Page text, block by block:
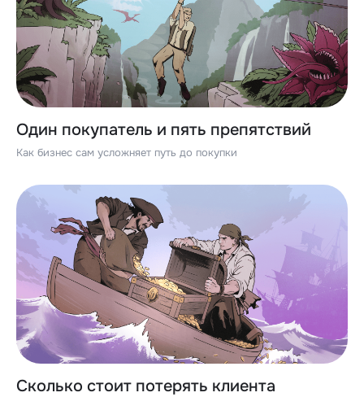
Один покупатель и пять препятствий
Как бизнес сам усложняет путь до покупки
Сколько стоит потерять клиента